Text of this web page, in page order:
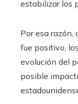
estabilizar los
Por esa razón,
fue positivo,
evolución del
posible